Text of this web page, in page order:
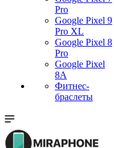
Pro
Google Pixel 9
Pro XL
Google Pixel 8
Pro
Google Pixel
8A
Фитнес-
браслеты